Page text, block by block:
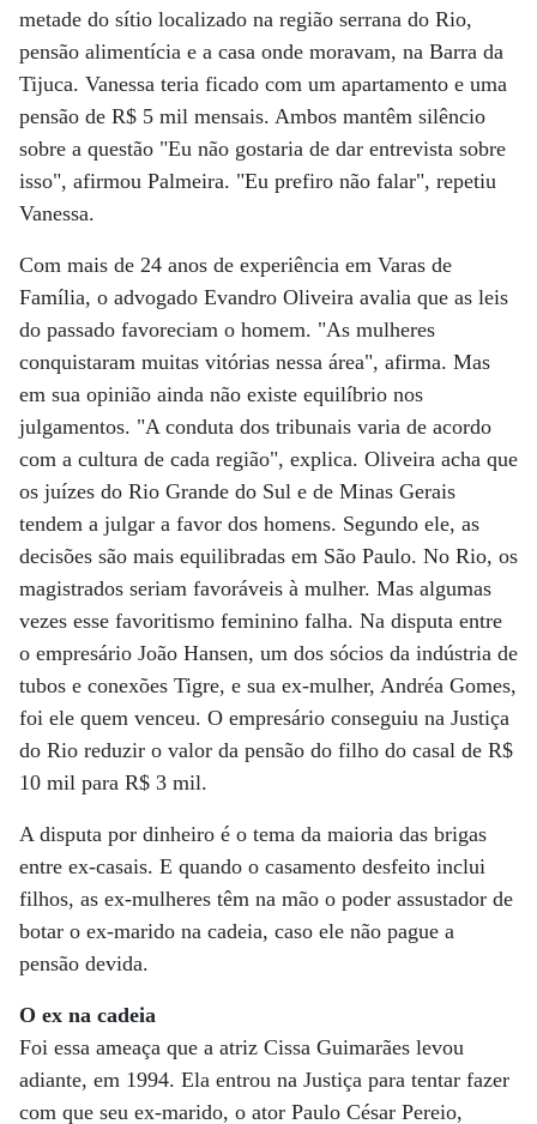
metade do sítio localizado na região serrana do Rio,
pensão alimentícia e a casa onde moravam, na Barra da
Tijuca. Vanessa teria ficado com um apartamento e uma
pensão de R$ 5 mil mensais. Ambos mantêm silêncio
sobre a questão "Eu não gostaria de dar entrevista sobre
isso", afirmou Palmeira. "Eu prefiro não falar", repetiu
Vanessa.
Com mais de 24 anos de experiência em Varas de
Família, o advogado Evandro Oliveira avalia que as leis
do passado favoreciam o homem. "As mulheres
conquistaram muitas vitórias nessa área", afirma. Mas
em sua opinião ainda não existe equilíbrio nos
julgamentos. "A conduta dos tribunais varia de acordo
com a cultura de cada região", explica. Oliveira acha que
os juízes do Rio Grande do Sul e de Minas Gerais
tendem a julgar a favor dos homens. Segundo ele, as
decisões são mais equilibradas em São Paulo. No Rio, os
magistrados seriam favoráveis à mulher. Mas algumas
vezes esse favoritismo feminino falha. Na disputa entre
o empresário João Hansen, um dos sócios da indústria de
tubos e conexões Tigre, e sua ex-mulher, Andréa Gomes,
foi ele quem venceu. O empresário conseguiu na Justiça
do Rio reduzir o valor da pensão do filho do casal de R$
10 mil para R$ 3 mil.
A disputa por dinheiro é o tema da maioria das brigas
entre ex-casais. E quando o casamento desfeito inclui
filhos, as ex-mulheres têm na mão o poder assustador de
botar o ex-marido na cadeia, caso ele não pague a
pensão devida.
O ex na cadeia
Foi essa ameaça que a atriz Cissa Guimarães levou
adiante, em 1994. Ela entrou na Justiça para tentar fazer
com que seu ex-marido, o ator Paulo César Pereio,